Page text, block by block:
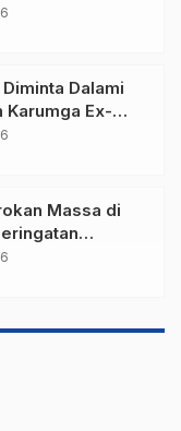
Dalami
Karumga Ex-
Massa di